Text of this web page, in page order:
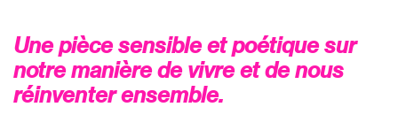
Une pièce sensible et poétique sur
notre manière de vivre et de nous
réinventer ensemble.